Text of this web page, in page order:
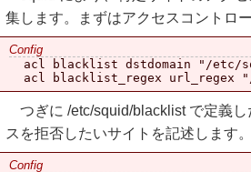
集します。まずはアクセスコントロ
acl blacklist dstdomain "/etc/
つぎに /etc/squid/blacklist で定義
スを拒否したいサイトを記述します